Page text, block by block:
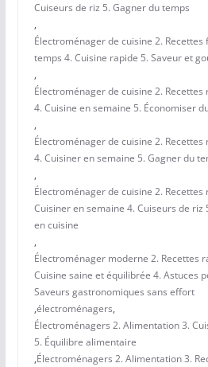
Cuiseurs de riz 5. Gagner du temps
,
Électroménager de cuisine 2. Recettes
temps 4. Cuisine rapide 5. Saveur et
,
Électroménager de cuisine 2. Recettes
4. Cuisine en semaine 5. Économiser
,
Électroménager de cuisine 2. Recettes
4. Cuisiner en semaine 5. Gagner du
,
Électroménager de cuisine 2. Recettes
Cuisiner en semaine 4. Cuiseurs de riz
en cuisine
,
Électroménager moderne 2. Recettes
Cuisine saine et équilibrée 4. Astuces
Saveurs gastronomiques sans effort
,électroménagers,
Électroménagers 2. Alimentation 3.
5. Équilibre alimentaire
,Électroménagers 2. Alimentation 3.